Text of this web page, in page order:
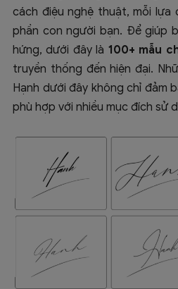
cách điệu nghệ thuật, mỗi lựa
phần con người bạn. Để giúp
hứng, dưới đây là 100+ mẫu
truyền thống đến hiện đại.
Hạnh dưới đây không chỉ đảm
phù hợp với nhiều mục đích sử